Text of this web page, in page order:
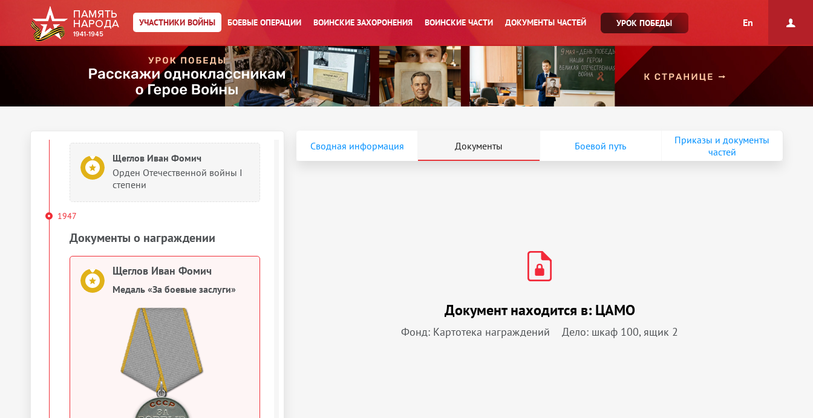
УЧАСТНИКИ ВОЙНЫ БОЕВЫЕ ОПЕРАЦИИ ВОИНСКИЕ ЗАХОРОНЕНИЯ ВОИНСКИЕ ЧАСТИ ДОКУМЕНТЫ ЧАСТЕЙ УРОК ПОБЕДЫ En
Орден Красного Знамени
Щеглов Иван Фомич
Щеглов Иван Фомич
Орден Отечественной войны I
степени
1947
Документы о награждении
Щеглов Иван Фомич
Медаль «За боевые заслуги»
Сводная информация Документы Боевой путь
Приказы и документы
частей
Документ находится в: ЦАМО
Фонд: Картотека награждений Дело: шкаф 100, ящик 2